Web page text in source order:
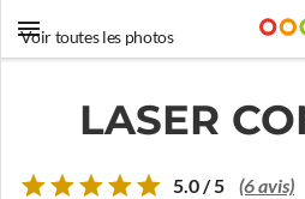
Voir toutes les photos
LASER
5.0 / 5 (6 avis)